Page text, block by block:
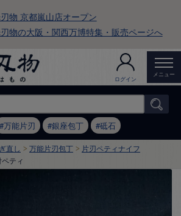
物 京都嵐山店オープン
物の大阪・関西万博特集・販売ページへ
ログイン
メニュー
万能片刃 銀座包丁 砥石
直し 万能片刃包丁
片刃ペティナイフ
ティ